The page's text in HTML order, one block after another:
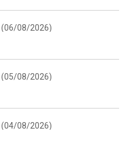
(06/08/2026)
(05/08/2026)
(04/08/2026)